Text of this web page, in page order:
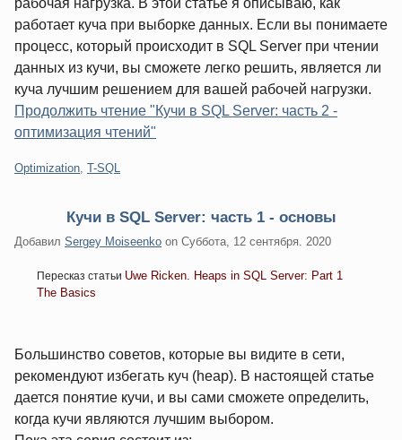
рабочая нагрузка. В этой статье я описываю, как
работает куча при выборке данных. Если вы понимаете
процесс, который происходит в SQL Server при чтении
данных из кучи, вы сможете легко решить, является ли
куча лучшим решением для вашей рабочей нагрузки.
Продолжить чтение "Кучи в SQL Server: часть 2 -
оптимизация чтений"
Категории:
Optimization, T-SQL
Кучи в SQL Server: часть 1 - основы
Добавил Sergey Moiseenko on Суббота, 12 сентября. 2020
Пересказ статьи Uwe Ricken. Heaps in SQL Server: Part 1
The Basics
Большинство советов, которые вы видите в сети,
рекомендуют избегать куч (heap). В настоящей статье
дается понятие кучи, и вы сами сможете определить,
когда кучи являются лучшим выбором.